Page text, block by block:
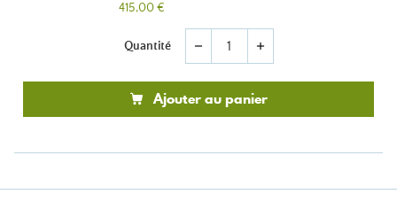
415,00 €
Quantité remove add
Ajouter au panier